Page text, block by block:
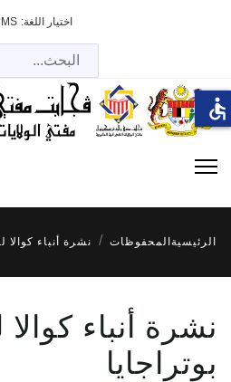
اختيار اللغة: MS
الرئيسية المحفوظات نشرة أنباء كوالا
نشرة أنباء
بوتراجايا
accessible